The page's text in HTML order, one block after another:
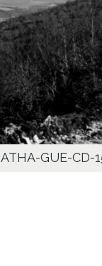
ATHA-GUE-CD-